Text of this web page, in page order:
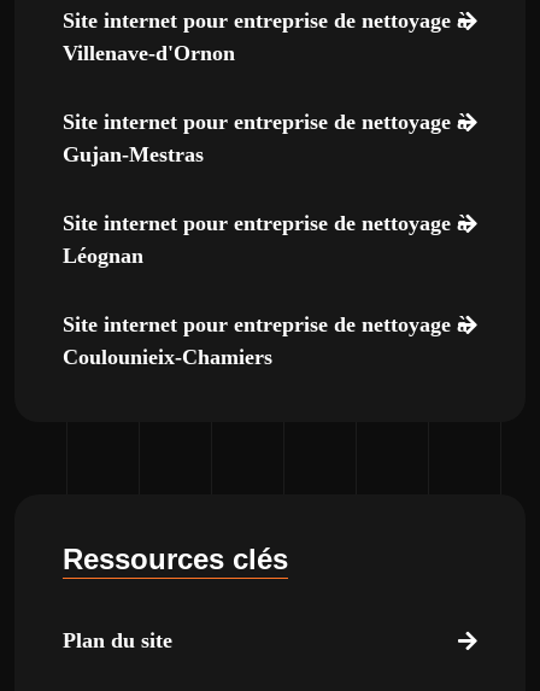
Site internet pour entreprise de nettoyage à
Villenave-d'Ornon
Site internet pour entreprise de nettoyage à
Gujan-Mestras
Site internet pour entreprise de nettoyage à
Léognan
Site internet pour entreprise de nettoyage à
Coulounieix-Chamiers
Ressources clés
Plan du site